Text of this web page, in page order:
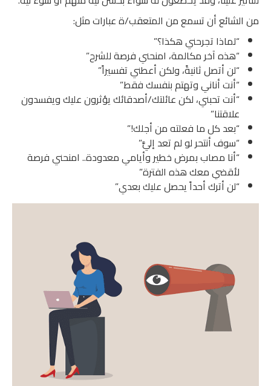
من الشائع أن تسمع من المتعقب/ة عبارات مثل:
“لماذا تجرحني هكذا؟”
“هذه آخر مكالمة، امنحني فرصة للشرح”
“لن أتصل ثانيةً، ولكن أعطني تفسيراً”
“أنت أناني وتهتم بنفسك فقط”
“أنت تحبني، لكن عائلتك/أصدقائك يؤثرون عليك ويفسدون
علاقتنا”
“بعد كل ما فعلته من أجلك!”
“سوف أنتحر لو لم تعد إليَّ”
“أنا مصاب بمرض خطير وأيامي معدودة.. امنحني فرصة
لأقضي معك هذه الفترة”
“لن أترك أحداً يحصل عليك بعدي”